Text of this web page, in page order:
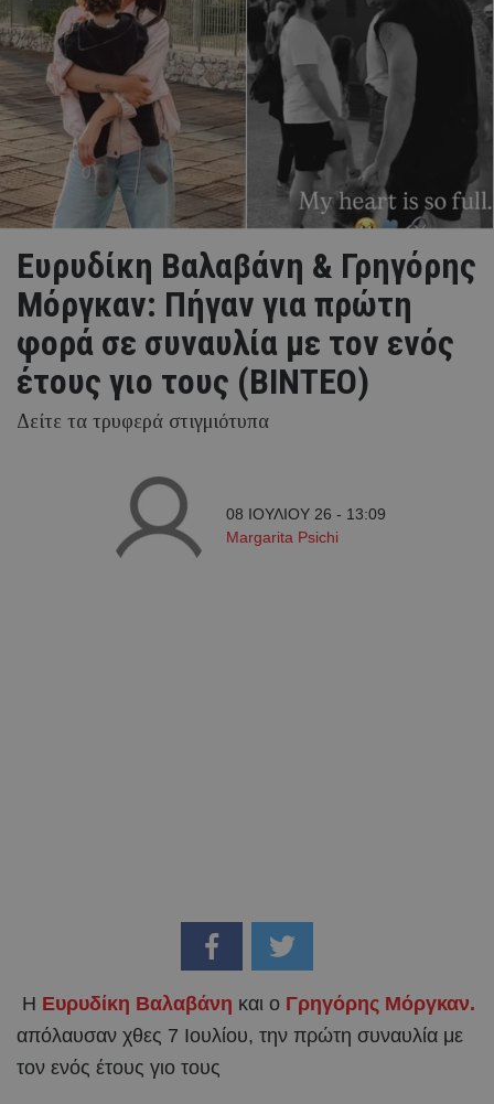
Ευρυδίκη Βαλαβάνη & Γρηγόρης
Μόργκαν: Πήγαν για πρώτη
φορά σε συναυλία με τον ενός
έτους γιο τους (ΒΙΝΤΕΟ)
Δείτε τα τρυφερά στιγμιότυπα
08 ΙΟΥΛΙΟΥ 26 - 13:09
Margarita Psichi
Η Ευρυδίκη Βαλαβάνη και ο Γρηγόρης Μόργκαν.
απόλαυσαν χθες 7 Ιουλίου, την πρώτη συναυλία με
τον ενός έτους γιο τους